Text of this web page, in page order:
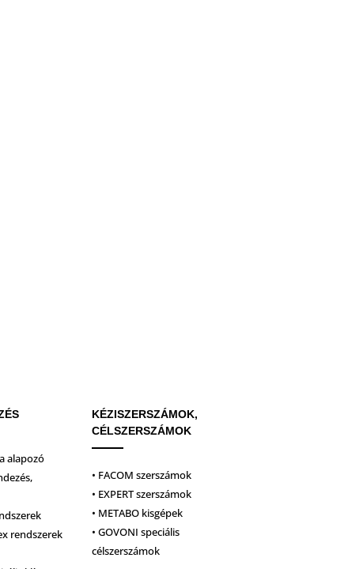
alapozó
rendszerek
KÉZISZERSZÁMOK,
CÉLSZERSZÁMOK
• FACOM szerszámok
• EXPERT szerszámok
• METABO kisgépek
• GOVONI speciális
célszerszámok